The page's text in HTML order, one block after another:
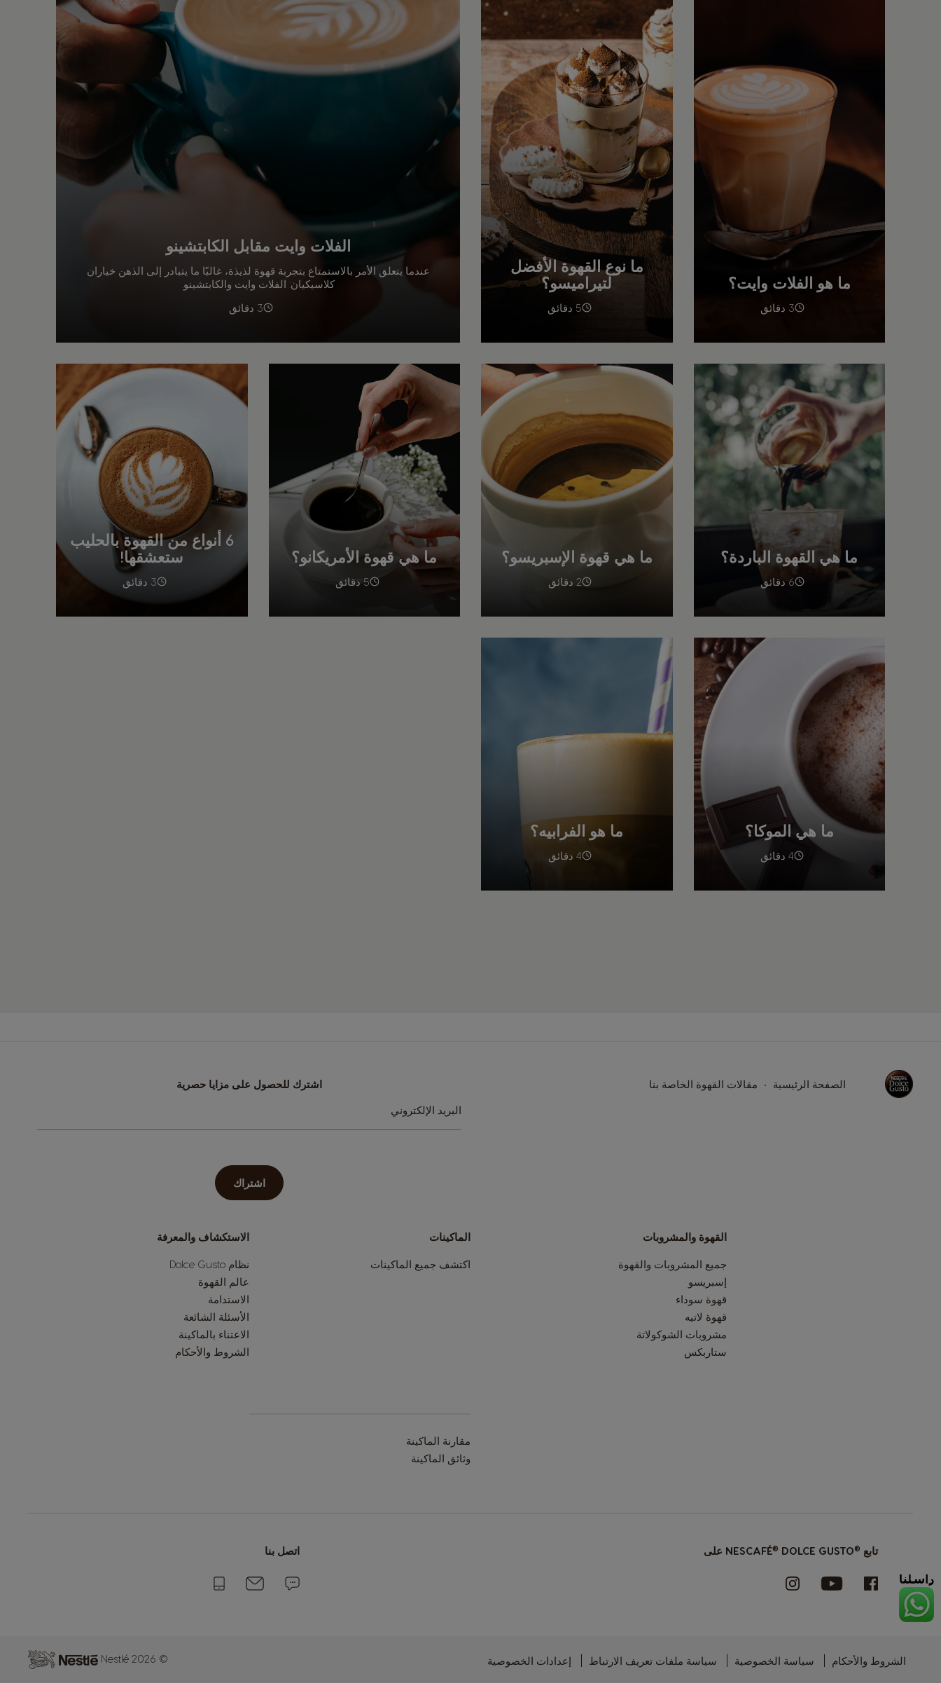
ما هو الفلات وايت؟
3 دقائق
ما نوع القهوة الأفضل
لتيراميسو؟
5 دقائق
الفلات وايت مقابل الكابتشينو
عندما يتعلق الأمر بالاستمتاع بتجربة قهوة لذيذة، غالبًا ما يتبادر إلى الذهن خياران
كلاسيكيان: الفلات وايت والكابتشينو.
3 دقائق
ما هي القهوة الباردة؟
6 دقائق
ما هي قهوة الإسبريسو؟
2 دقائق
ما هي قهوة الأمريكانو؟
5 دقائق
6 أنواع من القهوة بالحليب
ستعشقها!
3 دقائق
ما هي الموكا؟
4 دقائق
ما هو الفرابيه؟
4 دقائق
الصفحة الرئيسية مقالات القهوة الخاصة بنا اشترك للحصول على مزايا حصرية
سجل
في
نشرتنا
البريد الإلكتروني
اشتراك
القهوة والمشروبات
جميع المشروبات والقهوة
إسبريسو
قهوة سوداء
قهوة لاتيه
مشروبات الشوكولاتة
ستاربكس
الماكينات
اكتشف جميع الماكينات
مقارنة الماكينة
وثائق الماكينة
الاستكشاف والمعرفة
نظام Dolce Gusto
عالم القهوة
الاستدامة
الأسئلة الشائعة
الاعتناء بالماكينة
الشروط والأحكام
تابع ®
NESCAFÉ® DOLCE GUSTO على اتصل بنا
الشروط والأحكام سياسة الخصوصية سياسة ملفات تعريف الارتباط إعدادات الخصوصية © 2026 Nestlé